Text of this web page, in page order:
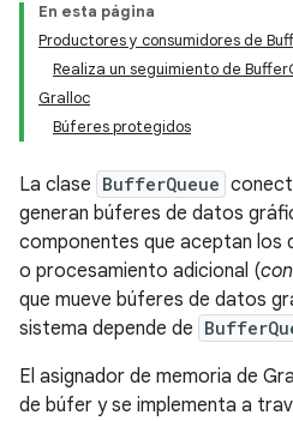
En esta página
Productores y consumidores de
Realiza un seguimiento de
Gralloc
Búferes protegidos
La clase BufferQueue
generan búferes de datos
componentes que aceptan los
o procesamiento adicional (
que mueve búferes de datos
sistema depende de
El asignador de memoria de
de búfer y se implementa a